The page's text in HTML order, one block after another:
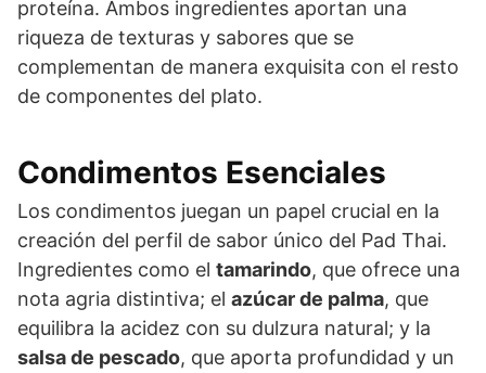
proteína. Ambos ingredientes aportan una
riqueza de texturas y sabores que se
complementan de manera exquisita con el resto
de componentes del plato.
Condimentos Esenciales
Los condimentos juegan un papel crucial en la
creación del perfil de sabor único del Pad Thai.
Ingredientes como el tamarindo, que ofrece una
nota agria distintiva; el azúcar de palma, que
equilibra la acidez con su dulzura natural; y la
salsa de pescado, que aporta profundidad y un